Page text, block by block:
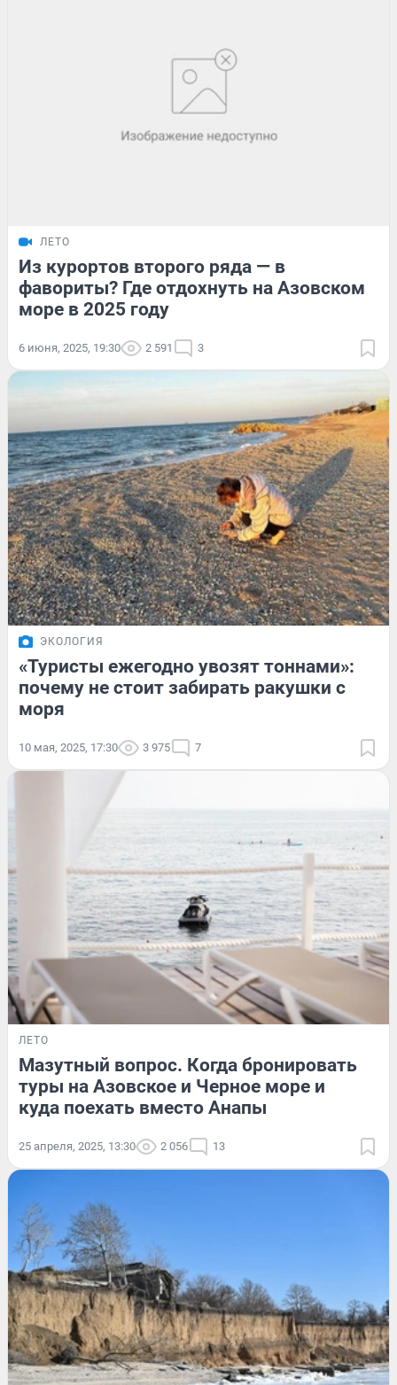
ЛЕТО
Из курортов второго ряда — в
фавориты? Где отдохнуть на Азовском
море в 2025 году
6 июня, 2025, 19:30 2 591 3
ЭКОЛОГИЯ
«Туристы ежегодно увозят тоннами»:
почему не стоит забирать ракушки с
моря
10 мая, 2025, 17:30 3 975 7
ЛЕТО
Мазутный вопрос. Когда бронировать
туры на Азовское и Черное море и
куда поехать вместо Анапы
25 апреля, 2025, 13:30 2 056 13